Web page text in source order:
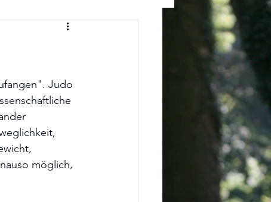
Judo
möglich,